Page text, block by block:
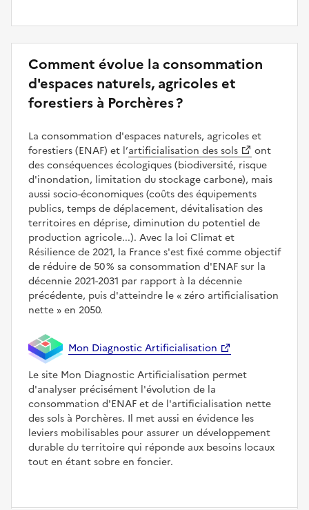
Comment évolue la consommation
d'espaces naturels, agricoles et
forestiers à Porchères ?
La consommation d'espaces naturels, agricoles et
forestiers (ENAF) et l’artificialisation des sols
ont
des conséquences écologiques (biodiversité, risque
d'inondation, limitation du stockage carbone), mais
aussi socio-économiques (coûts des équipements
publics, temps de déplacement, dévitalisation des
territoires en déprise, diminution du potentiel de
production agricole...). Avec la loi Climat et
Résilience de 2021, la France s'est fixé comme objectif
de réduire de 50 % sa consommation d'ENAF sur la
décennie 2021-2031 par rapport à la décennie
précédente, puis d'atteindre le
zéro artificialisation
nette
en 2050.
Mon Diagnostic Artificialisation
Le site Mon Diagnostic Artificialisation permet
d'analyser précisément l'évolution de la
consommation d'ENAF et de l'artificialisation nette
des sols à Porchères. Il met aussi en évidence les
leviers mobilisables pour assurer un développement
durable du territoire qui réponde aux besoins locaux
tout en étant sobre en foncier.